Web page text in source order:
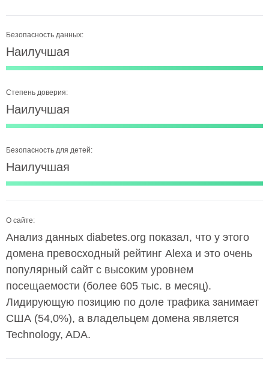
Безопасность данных:
Наилучшая
Степень доверия:
Наилучшая
Безопасность для детей:
Наилучшая
О сайте:
Анализ данных diabetes.org показал, что у этого
домена превосходный рейтинг Alexa и это очень
популярный сайт с высоким уровнем
посещаемости (более 605 тыс. в месяц).
Лидирующую позицию по доле трафика занимает
США (54,0%), а владельцем домена является
Technology, ADA.